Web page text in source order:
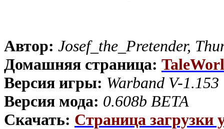
Автор: Josef_the_Pretender,
Домашняя страница:
Версия игры: Warband V-1.153
Версия мода: 0.608b BETA
Скачать: Страница загрузки